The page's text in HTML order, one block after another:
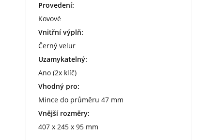
Provedení:
Kovové
Vnitřní výplň:
Černý velur
Uzamykatelný:
Ano (2x klíč)
Vhodný pro:
Mince do průměru 47 mm
Vnější rozměry:
407 x 245 x 95 mm